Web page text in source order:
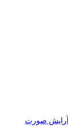
آرایش صورت